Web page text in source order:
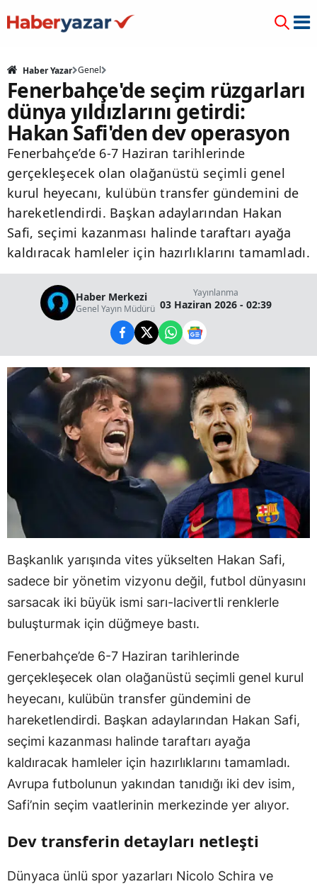
Haber Yazar Genel
Fenerbahçe'de seçim rüzgarları
dünya yıldızlarını getirdi:
Hakan Safi'den dev operasyon
Fenerbahçe’de 6-7 Haziran tarihlerinde
gerçekleşecek olan olağanüstü seçimli genel
kurul heyecanı, kulübün transfer gündemini de
hareketlendirdi. Başkan adaylarından Hakan
Safi, seçimi kazanması halinde taraftarı ayağa
kaldıracak hamleler için hazırlıklarını tamamladı.
Haber Merkezi
Genel Yayın Müdürü
Yayınlanma
03 Haziran 2026 - 02:39
Başkanlık yarışında vites yükselten Hakan Safi,
sadece bir yönetim vizyonu değil, futbol dünyasını
sarsacak iki büyük ismi sarı-lacivertli renklerle
buluşturmak için düğmeye bastı.
Fenerbahçe’de 6-7 Haziran tarihlerinde
gerçekleşecek olan olağanüstü seçimli genel kurul
heyecanı, kulübün transfer gündemini de
hareketlendirdi. Başkan adaylarından Hakan Safi,
seçimi kazanması halinde taraftarı ayağa
kaldıracak hamleler için hazırlıklarını tamamladı.
Avrupa futbolunun yakından tanıdığı iki dev isim,
Safi’nin seçim vaatlerinin merkezinde yer alıyor.
Dev transferin detayları netleşti
Dünyaca ünlü spor yazarları Nicolo Schira ve